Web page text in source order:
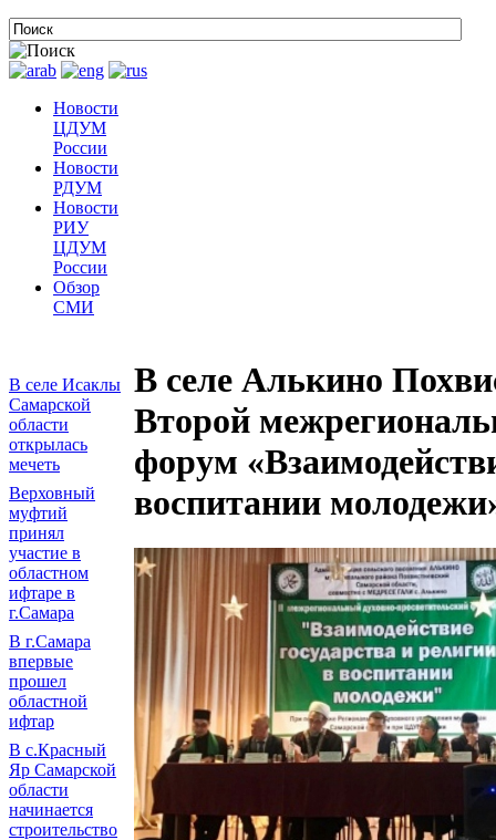
Новости
ЦДУМ
России
Новости
РДУМ
Новости
РИУ
ЦДУМ
России
Обзор
СМИ
В селе Исаклы
Самарской
области
открылась
мечеть
Верховный
муфтий
принял
участие в
областном
ифтаре в
г.Самара
В г.Самара
впервые
прошел
областной
ифтар
В с.Красный
Яр Самарской
области
начинается
строительство
В селе Алькино
Второй
форум
воспитании